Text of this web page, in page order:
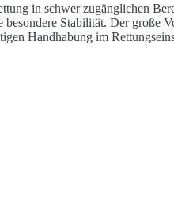
in schwer zugänglichen
Stabilität. Der
Handhabung im